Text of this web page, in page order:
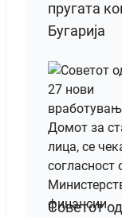
пругата
Бугарија
Советот